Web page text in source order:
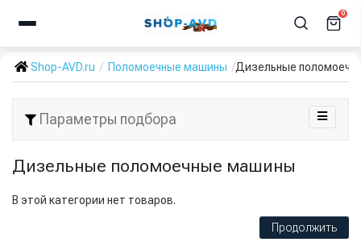
0
Shop-AVD.ru Поломоечные машины Дизельные
Параметры подбора
Дизельные поломоечные машины
В этой категории нет товаров.
Продолжить